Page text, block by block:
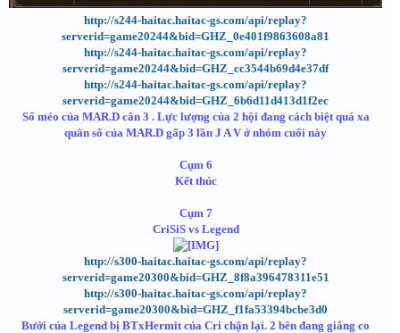
http://s244-haitac.haitac-gs.com/api/replay?
serverid=game20244&bid=GHZ_0e401f9863608a81
http://s244-haitac.haitac-gs.com/api/replay?
serverid=game20244&bid=GHZ_cc3544b69d4e37df
http://s244-haitac.haitac-gs.com/api/replay?
serverid=game20244&bid=GHZ_6b6d11d413d1f2ec
Số méo của MAR.D cân 3 . Lực lượng của 2 hội đang cách biệt quá xa
quân số của MAR.D gấp 3 lần J A V ở nhóm cuối này
Cụm 6
Kết thúc
Cụm 7
CriSiS vs Legend
http://s300-haitac.haitac-gs.com/api/replay?
serverid=game20300&bid=GHZ_8f8a396478311e51
http://s300-haitac.haitac-gs.com/api/replay?
serverid=game20300&bid=GHZ_f1fa53394bcbe3d0
Bưởi của Legend bị BTxHermit của Cri chặn lại. 2 bên đang giằng co